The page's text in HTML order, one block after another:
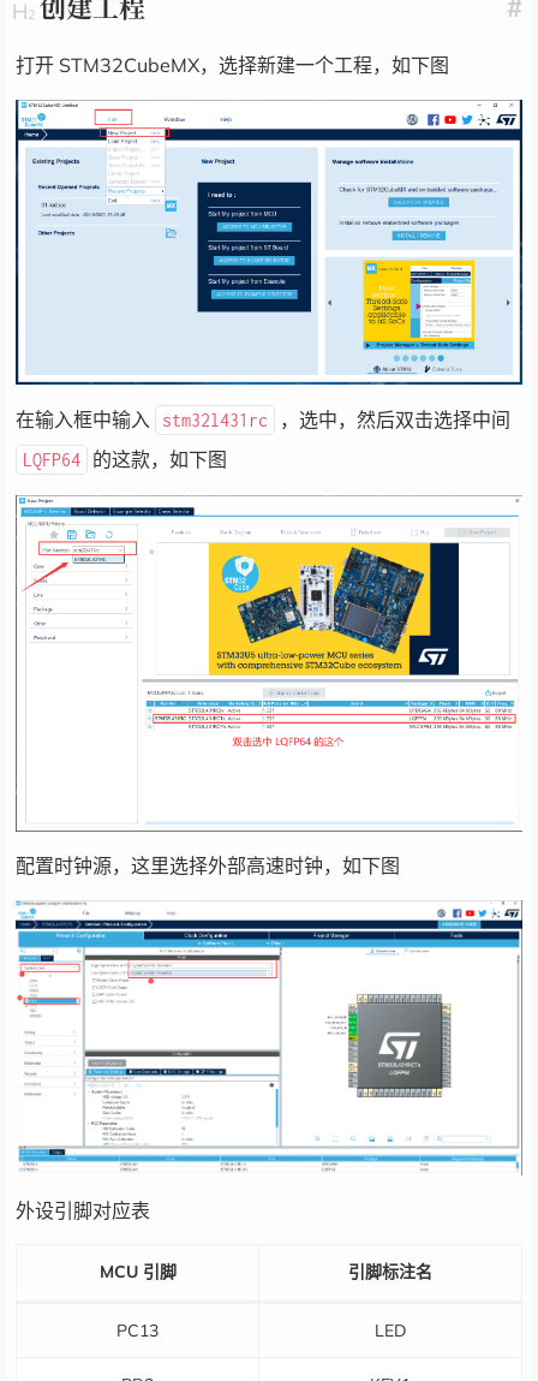
#
创建工程
打开 STM32CubeMX，选择新建一个工程，如下图
在输入框中输入 stm32l431rc ，选中，然后双击选择中间
LQFP64 的这款，如下图
配置时钟源，这里选择外部高速时钟，如下图
外设引脚对应表
MCU 引脚 引脚标注名
PC13 LED